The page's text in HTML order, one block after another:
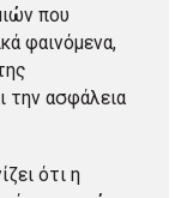
που
φαινόμενα,
την ασφάλεια
ότι η